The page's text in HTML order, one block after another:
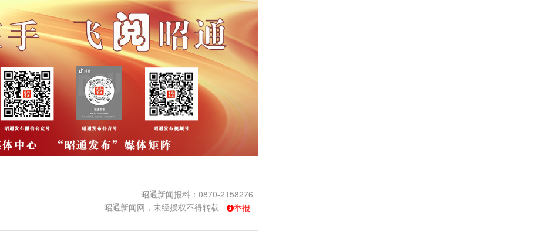
昭通新闻报料：0870-2158276
昭通新闻网，未经授权不得转载
举报